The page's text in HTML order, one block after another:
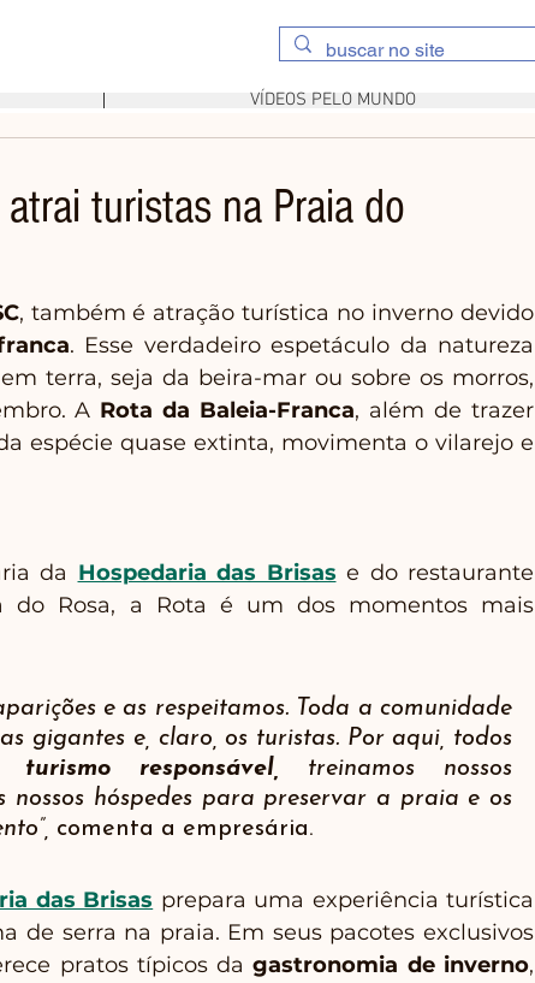
VÍDEOS PELO MUNDO
turistas na Praia do
, também é atração turística no inverno devido
. Esse verdadeiro espetáculo da natureza
terra, seja da beira-mar ou sobre os morros,
A Rota da Baleia-Franca, além de trazer
espécie quase extinta, movimenta o vilarejo e
da
Hospedaria das Brisas
do Rosa, a Rota é um dos momentos mais
e as respeitamos. Toda a comunidade
gigantes e, claro, os turistas. Por aqui, todos
turismo responsável,
treinamos nossos
nossos hóspedes para preservar a praia e os
comenta a empresária.
das Brisas prepara uma experiência turística
de serra na praia. Em seus pacotes exclusivos
pratos típicos da gastronomia de inverno,